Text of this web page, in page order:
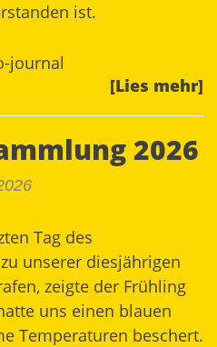
ist.
[Lies mehr]
2026
Tag des
unserer diesjährigen
zeigte der Frühling
uns einen blauen
Temperaturen beschert.